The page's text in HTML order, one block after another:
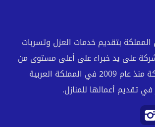
بتقديم خدمات العزل وتسربات
على يد خبراء على أعلى مستوى من
الخبرة. تعمل الشركة منذ عام 2009 في المملكة العربية
تقديم أعمالها للمنازل.
تابعنا